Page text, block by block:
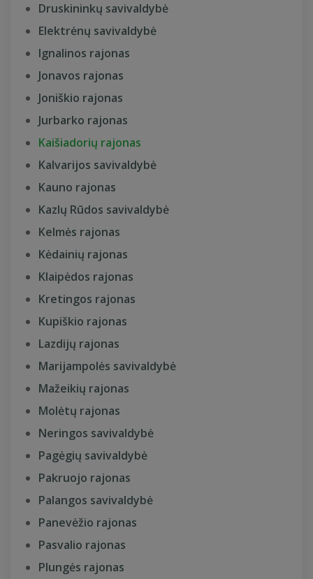
Druskininkų savivaldybė
Elektrėnų savivaldybė
Ignalinos rajonas
Jonavos rajonas
Joniškio rajonas
Jurbarko rajonas
Kaišiadorių rajonas
Kalvarijos savivaldybė
Kauno rajonas
Kazlų Rūdos savivaldybė
Kelmės rajonas
Kėdainių rajonas
Klaipėdos rajonas
Kretingos rajonas
Kupiškio rajonas
Lazdijų rajonas
Marijampolės savivaldybė
Mažeikių rajonas
Molėtų rajonas
Neringos savivaldybė
Pagėgių savivaldybė
Pakruojo rajonas
Palangos savivaldybė
Panevėžio rajonas
Pasvalio rajonas
Plungės rajonas